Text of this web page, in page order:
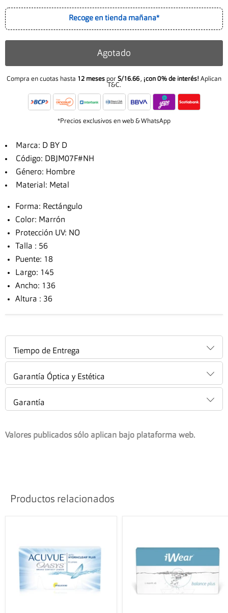
Recoge en tienda mañana*
Agotado
Compra en cuotas hasta 12 meses por S/16.66 , ¡con 0% de interés! Aplican
T&C.
*Precios exclusivos en web & WhatsApp
Marca: D BY D
Código: DBJM07F#NH
Género: Hombre
Material: Metal
Forma: Rectángulo
Color: Marrón
Protección UV: NO
Talla : 56
Puente: 18
Largo: 145
Ancho: 136
Altura : 36
Tiempo de Entrega
Garantía Óptica y Estética
Garantía
Valores publicados sólo aplican bajo plataforma web.
Productos relacionados